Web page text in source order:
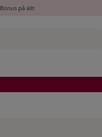
Bonus på allt